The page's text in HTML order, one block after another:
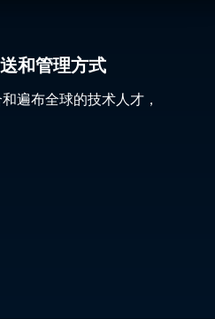
和管理方式
遍布全球的技术人才，